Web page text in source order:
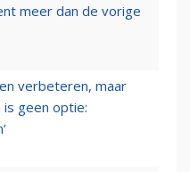
meer dan de vorige
verbeteren, maar
geen optie: